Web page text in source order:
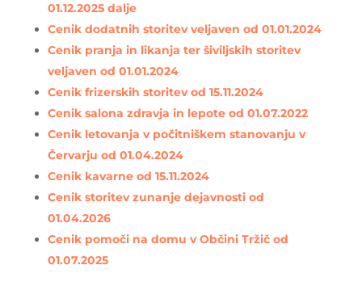
01.12.2025 dalje
Cenik dodatnih storitev veljaven od 01.01.2024
Cenik pranja in likanja ter šiviljskih storitev
veljaven od 01.01.2024
Cenik frizerskih storitev od 15.11.2024
Cenik salona zdravja in lepote od 01.07.2022
Cenik letovanja v počitniškem stanovanju v
Červarju od 01.04.2024
Cenik kavarne od 15.11.2024
Cenik storitev zunanje dejavnosti od
01.04.2026
Cenik pomoči na domu v Občini Tržič od
01.07.2025